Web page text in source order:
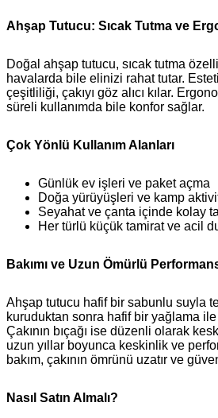
Ahşap Tutucu: Sıcak Tutma ve
Doğal ahşap tutucu, sıcak tutma
havalarda bile elinizi rahat tutar.
çeşitliliği, çakıyı göz alıcı kılar.
süreli kullanımda bile konfor sağlar.
Çok Yönlü Kullanım Alanları
Günlük ev işleri ve paket açma
Doğa yürüyüşleri ve kamp
Seyahat ve çanta içinde kolay
Her türlü küçük tamirat ve acil
Bakımı ve Uzun Ömürlü
Ahşap tutucu hafif bir sabunlu suyla
kuruduktan sonra hafif bir yağlama ile
Çakının bıçağı ise düzenli olarak
uzun yıllar boyunca keskinlik ve
bakım, çakının ömrünü uzatır ve
Nasıl Satın Almalı?